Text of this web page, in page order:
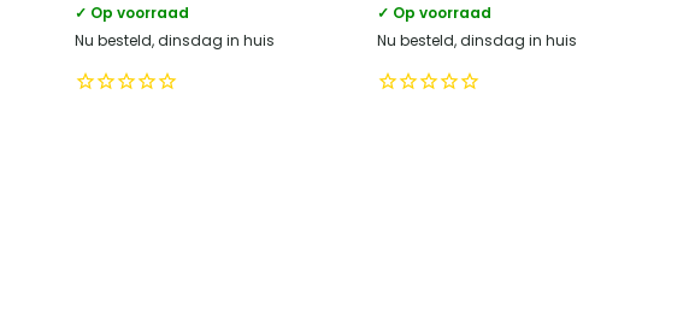
✓ Op voorraad
Nu besteld, dinsdag in huis
✓ Op voorraad
Nu besteld, dinsdag in huis